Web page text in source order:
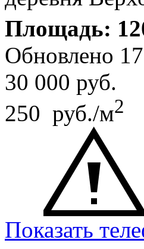
Площадь:
Обновлено
30 000 руб.
250 руб./м2
Показать